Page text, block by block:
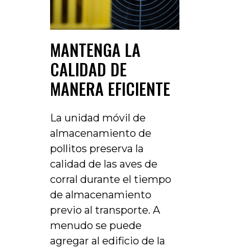
MANTENGA LA
CALIDAD DE
MANERA EFICIENTE
La unidad móvil de
almacenamiento de
pollitos preserva la
calidad de las aves de
corral durante el tiempo
de almacenamiento
previo al transporte. A
menudo se puede
agregar al edificio de la